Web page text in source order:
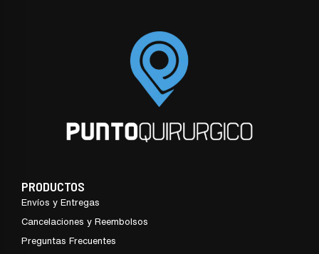
PRODUCTOS
Envíos y Entregas
Cancelaciones y Reembolsos
Preguntas Frecuentes